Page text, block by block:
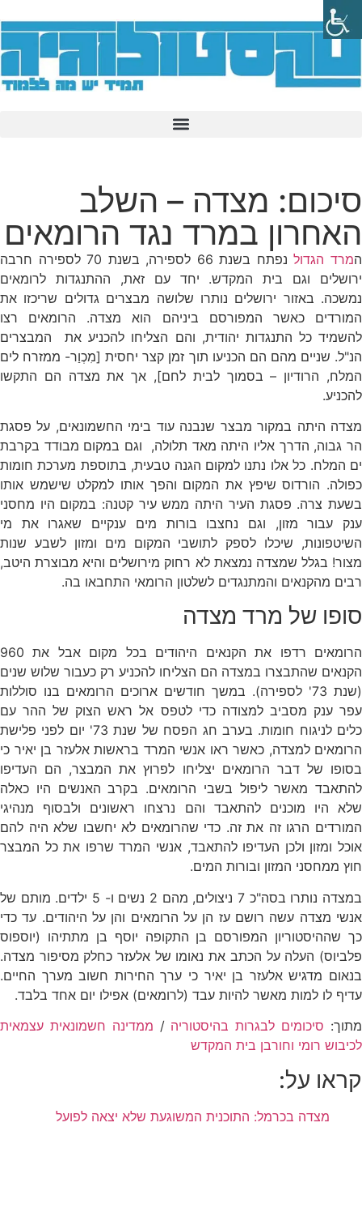
סיכום: מצדה – השלב
האחרון במרד נגד הרומאים
המרד הגדול
נפתח בשנת 66 לספירה, בשנת 70 לספירה חרבה
ירושלים וגם בית המקדש. יחד עם זאת, ההתנגדות לרומאים
נמשכה. באזור ירושלים נותרו שלושה מבצרים גדולים שריכזו את
המורדים כאשר המפורסם ביניהם הוא מצדה. הרומאים רצו
להשמיד כל התנגדות יהודית, והם הצליחו להכניע את המבצרים
הנ"ל. שניים מהם הם הכניעו תוך זמן קצר יחסית [מִכְוַר- ממזרח לים
המלח, הרודיון – בסמוך לבית לחם], אך את מצדה הם התקשו
להכניע.
מצדה היתה במקור מבצר שנבנה עוד בימי החשמונאים, על פסגת
הר גבוה, הדרך אליו היתה מאד תלולה, וגם במקום מבודד בקרבת
ים המלח. כל אלו נתנו למקום הגנה טבעית, בתוספת מערכת חומות
כפולה. הורדוס שיפץ את המקום והפך אותו למקלט שישמש אותו
בשעת צרה. פסגת העיר היתה ממש עיר קטנה: במקום היו מחסני
ענק עבור מזון, וגם נחצבו בורות מים ענקיים שאגרו את מי
השיטפונות, שיכלו לספק לתושבי המקום מים ומזון לשבע שנות
מצור! בגלל שמצדה נמצאת לא רחוק מירושלים והיא מבוצרת היטב,
רבים מהקנאים והמתנגדים לשלטון הרומאי התחבאו בה.
סופו של מרד מצדה
הרומאים רדפו את הקנאים היהודים בכל מקום אבל את 960
הקנאים שהתבצרו במצדה הם הצליחו להכניע רק כעבור שלוש שנים
(שנת 73' לספירה). במשך חודשים ארוכים הרומאים בנו סוללות
עפר ענק מסביב למצודה כדי לטפס אל ראש הצוק של ההר עם
כלים לניגוח חומות. בערב חג הפסח של שנת 73' יום לפני פלישת
הרומאים למצדה, כאשר ראו אנשי המרד בראשות אלעזר בן יאיר כי
בסופו של דבר הרומאים יצליחו לפרוץ את המבצר, הם העדיפו
להתאבד מאשר ליפול בשבי הרומאים. בקרב האנשים היו כאלה
שלא היו מוכנים להתאבד והם נרצחו ראשונים ולבסוף מנהיגי
המורדים הרגו זה את זה. כדי שהרומאים לא יחשבו שלא היה להם
אוכל ומזון ולכן העדיפו להתאבד, אנשי המרד שרפו את כל המבצר
חוץ ממחסני המזון ובורות המים.
במצדה נותרו בסה"כ 7 ניצולים, מהם 2 נשים ו- 5 ילדים. מותם של
אנשי מצדה עשה רושם עז הן על הרומאים והן על היהודים. עד כדי
כך שההיסטוריון המפורסם בן התקופה יוסף בן מתתיהו (יוספוס
פלביוס) העלה על הכתב את נאומו של אלעזר כחלק מסיפור מצדה.
בנאום מדגיש אלעזר בן יאיר כי ערך החירות חשוב מערך החיים.
עדיף לו למות מאשר להיות עבד (לרומאים) אפילו יום אחד בלבד.
מתוך: סיכומים לבגרות בהיסטוריה / ממדינה חשמונאית עצמאית
לכיבוש רומי וחורבן בית המקדש
קראו על:
מצדה בכרמל: התוכנית המשוגעת שלא יצאה לפועל